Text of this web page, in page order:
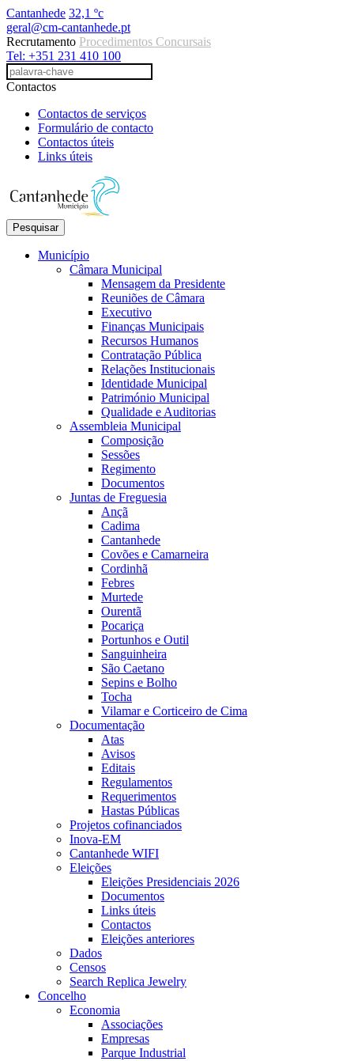
Cantanhede 32,1 ºc
geral@cm-cantanhede.pt
Recrutamento Procedimentos Concursais
Tel: +351 231 410 100
Contactos
Contactos de serviços
Formulário de contacto
Contactos úteis
Links úteis
Pesquisar
Município
Câmara Municipal
Mensagem da Presidente
Reuniões de Câmara
Executivo
Finanças Municipais
Recursos Humanos
Contratação Pública
Relações Institucionais
Identidade Municipal
Património Municipal
Qualidade e Auditorias
Assembleia Municipal
Composição
Sessões
Regimento
Documentos
Juntas de Freguesia
Ançã
Cadima
Cantanhede
Covões e Camarneira
Cordinhã
Febres
Murtede
Ourentã
Pocariça
Portunhos e Outil
Sanguinheira
São Caetano
Sepins e Bolho
Tocha
Vilamar e Corticeiro de Cima
Documentação
Atas
Avisos
Editais
Regulamentos
Requerimentos
Hastas Públicas
Projetos cofinanciados
Inova-EM
Cantanhede WIFI
Eleições
Eleições Presidenciais 2026
Documentos
Links úteis
Contactos
Eleições anteriores
Dados
Censos
Search Replica Jewelry
Concelho
Economia
Associações
Empresas
Parque Industrial